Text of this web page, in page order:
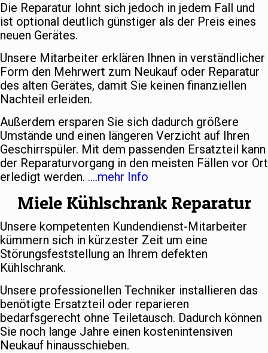
Die Reparatur lohnt sich jedoch in jedem Fall und
ist optional deutlich günstiger als der Preis eines
neuen Gerätes.
Unsere Mitarbeiter erklären Ihnen in verständlicher
Form den Mehrwert zum Neukauf oder Reparatur
des alten Gerätes, damit Sie keinen finanziellen
Nachteil erleiden.
Außerdem ersparen Sie sich dadurch größere
Umstände und einen längeren Verzicht auf Ihren
Geschirrspüler. Mit dem passenden Ersatzteil kann
der Reparaturvorgang in den meisten Fällen vor Ort
erledigt werden. ….mehr Info
Miele Kühlschrank Reparatur
Unsere kompetenten Kundendienst-Mitarbeiter
kümmern sich in kürzester Zeit um eine
Störungsfeststellung an Ihrem defekten
Kühlschrank.
Unsere professionellen Techniker installieren das
benötigte Ersatzteil oder reparieren
bedarfsgerecht ohne Teiletausch. Dadurch können
Sie noch lange Jahre einen kostenintensiven
Neukauf hinausschieben.